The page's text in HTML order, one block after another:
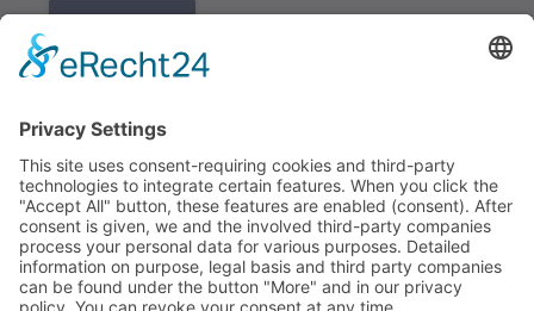
Redakce bbkult.net
Centrum Bavaria Bohemia (CeBB)
Dr. Veronika Hofinger
Freyung 1, 92539 Schönsee
Tel.:+49 (0)9674 / 92 48 78
veronika.hofinger@cebb.de